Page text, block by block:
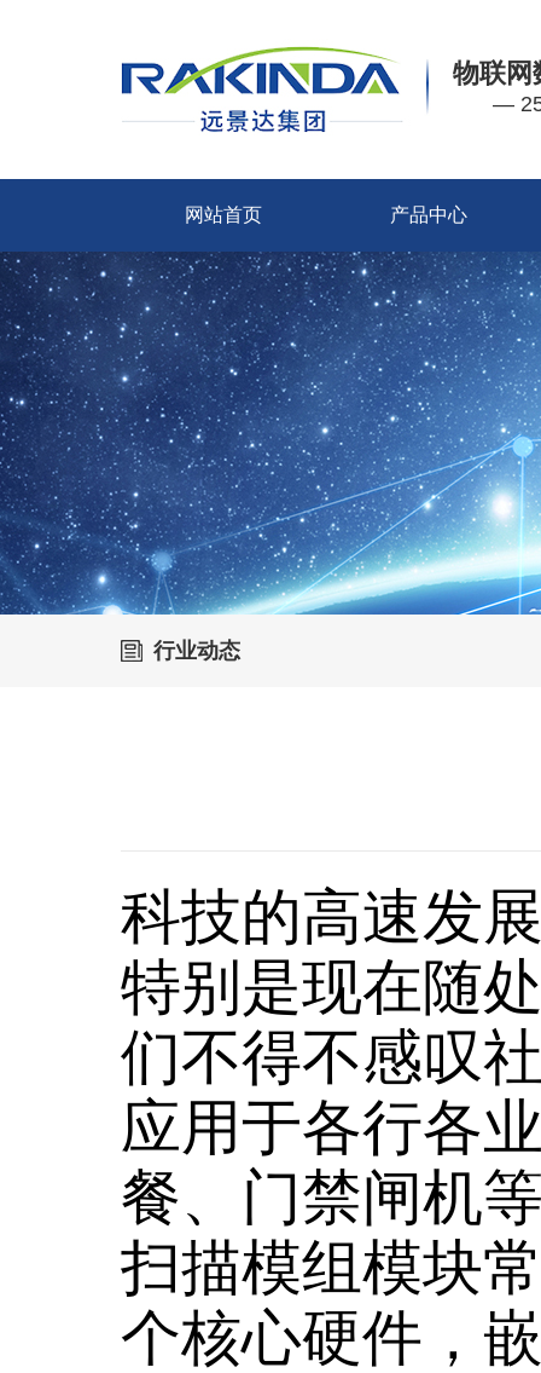
物联网
—
网站首页 产品中心
行业动态
科技的高速发
特别是现在随
们不得不感叹
应用于各行各
餐、门禁闸机
扫描模组模块
个核心硬件，